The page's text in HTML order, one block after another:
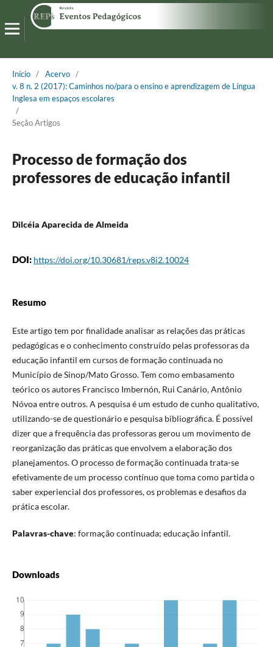
Início / Acervo /
v. 8 n. 2 (2017): Caminhos no/para o ensino e aprendizagem de Língua
Inglesa em espaços escolares
/
Seção Artigos
Processo de formação dos
professores de educação infantil
Dilcéia Aparecida de Almeida
DOI: https://doi.org/10.30681/reps.v8i2.10024
Resumo
Este artigo tem por finalidade analisar as relações das práticas
pedagógicas e o conhecimento construído pelas professoras da
educação infantil em cursos de formação continuada no
Município de Sinop/Mato Grosso. Tem como embasamento
teórico os autores Francisco Imbernón, Rui Canário, Antônio
Nóvoa entre outros. A pesquisa é um estudo de cunho qualitativo,
utilizando-se de questionário e pesquisa bibliográfica. É possível
dizer que a frequência das professoras gerou um movimento de
reorganização das práticas que envolvem a elaboração dos
planejamentos. O processo de formação continuada trata-se
efetivamente de um processo contínuo que toma como partida o
saber experiencial dos professores, os problemas e desafios da
prática escolar.
Palavras-chave: formação continuada; educação infantil.
Downloads